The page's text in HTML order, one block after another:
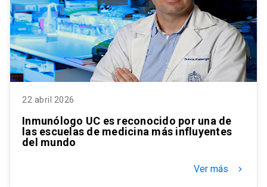
22 abril 2026
Inmunólogo UC es reconocido por una de
las escuelas de medicina más influyentes
del mundo
Ver más keyboard_arrow_right